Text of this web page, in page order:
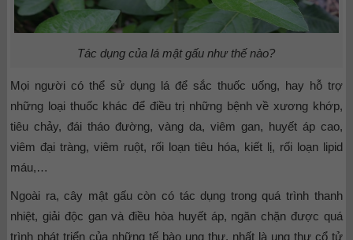
Tác dụng của lá mật gấu như thế nào?
Mọi người có thể sử dụng lá để sắc thuốc uống, hay hỗ trợ
những loại thuốc khác để điều trị những bệnh về xương khớp,
tiêu chảy, đái tháo đường, vàng da, viêm gan, huyết áp cao,
viêm đại tràng, viêm ruột, rối loạn tiêu hóa, kiết lị, rối loạn lipid
máu,…
Ngoài ra, cây mật gấu còn có tác dụng trong quá trình thanh
nhiệt, giải độc gan và điều hòa huyết áp, ngăn chặn được quá
trình phát triển của những tế bào ung thư, nhất là ung thư cổ tử